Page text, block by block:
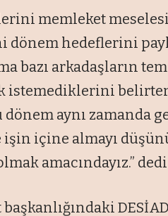
memleket
dönem hedeflerini
bazı arkadaşların
istemediklerini
dönem aynı
içine almayı
amacındayız.”